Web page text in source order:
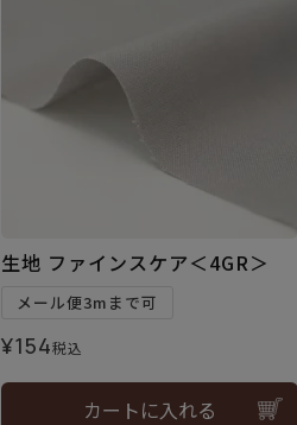
生地 ファインスケア＜4GR＞
メール便3mまで可
¥154税込
カートに入れる